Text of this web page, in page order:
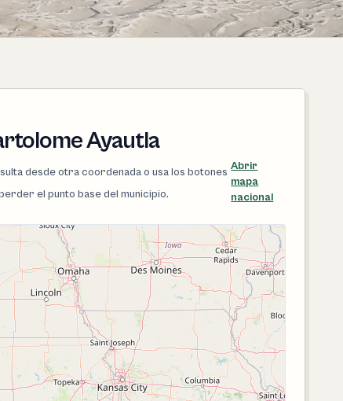
Ayautla
desde otra coordenada o usa los botones
el punto base del municipio.
Abrir
mapa
nacional